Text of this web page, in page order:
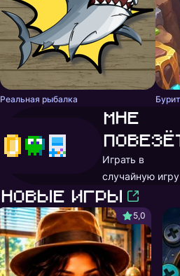
Реальная рыбалка
Мне
Играть в
случайную игру
Новые игры
5,0